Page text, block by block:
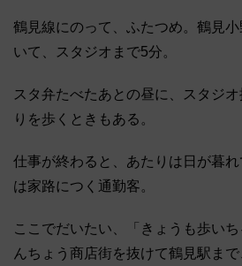
鶴見線にのって、ふたつめ。鶴見
いて、スタジオまで5分。
スタ弁たべたあとの昼に、スタジ
りを歩くときもある。
仕事が終わると、あたりは日が暮
は家路につく通勤客。
ここでだいたい、「きょうも歩い
んちょう商店街を抜けて鶴見駅まで